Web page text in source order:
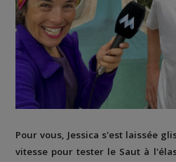
Pour vous, Jessica s'est laissée
vitesse pour tester le Saut à